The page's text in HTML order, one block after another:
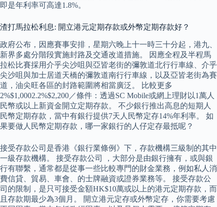
即是年利率可高達1.8%。
渣打馬拉松利息: 開立港元定期存款或外幣定期存款好？
政府公布，因應賽事安排，星期六晚上十一時三十分起，港九、
新界多處分階段實施封路及交通改道措施。 因應全程及半程馬
拉松比賽採用介乎尖沙咀與亞皆老街的彌敦道北行行車線、介乎
尖沙咀與加士居道天橋的彌敦道南行行車線，以及亞皆老街為賽
道，油尖旺各區的封路範圍將相當廣泛。 比較更多
2%$1,0002.2%$2,200／條件：透過SC Mobile或網上理財以1萬人
民幣或以上新資金開立定期存款。 不少銀行推出高息的短期人
民幣定期存款，當中有銀行提供7天人民幣定存14%年利率。 如
果要做人民幣定期存款，哪一家銀行的人仔定存最抵呢？
接受存款公司是香港《銀行業條例》下，存款機構三級制的其中
一級存款機構。 接受存款公司 ，大部分是由銀行擁有，或與銀
行有聯繫，通常都是從事一些比較專門的財金業務，例如私人消
費信貸、貿易、車會、的士牌融資或證券業務等。 接受存款公
司的限制，是只可接受金額HK$10萬或以上的港元定期存款，而
且存款期最少為3個月。 開立港元定存或外幣定存，你需要考慮